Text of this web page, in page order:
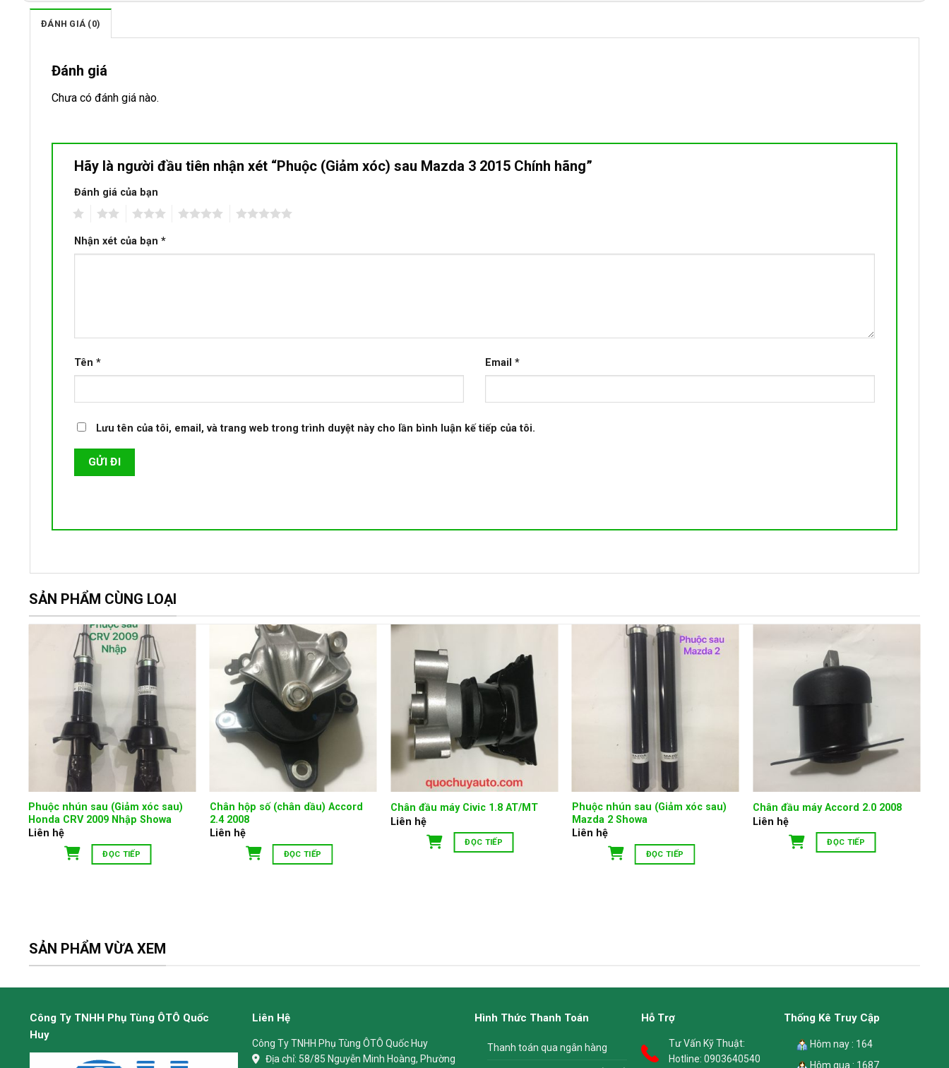
ĐÁNH GIÁ (0)
Đánh giá
Chưa có đánh giá nào.
Hãy là người đầu tiên nhận xét “Phuộc (Giảm xóc) sau Mazda 3 2015 Chính hãng”
Đánh giá của bạn
Nhận xét của bạn *
Tên * Email *
Lưu tên của tôi, email, và trang web trong trình duyệt này cho lần bình luận kế tiếp của tôi.
SẢN PHẨM CÙNG LOẠI
Phuộc nhún sau (Giảm xóc sau)
Honda CRV 2009 Nhập Showa
Liên hệ
ĐỌC TIẾP
Chân hộp số (chân dầu) Accord
2.4 2008
Liên hệ
ĐỌC TIẾP
Chân đầu máy Civic 1.8 AT/MT
Liên hệ
ĐỌC TIẾP
Phuộc nhún sau (Giảm xóc sau)
Mazda 2 Showa
Liên hệ
ĐỌC TIẾP
Chân đầu máy Accord 2.0 2008
Liên hệ
ĐỌC TIẾP
SẢN PHẨM VỪA XEM
Công Ty TNHH Phụ Tùng ÔTÔ Quốc
Huy
Liên Hệ
Công Ty TNHH Phụ Tùng ÔTÔ Quốc Huy
Địa chỉ: 58/85 Nguyễn Minh Hoàng, Phường
Hình Thức Thanh Toán
Thanh toán qua ngân hàng
Hỗ Trợ
Tư Vấn Kỹ Thuật:
Hotline:0903640540
Thống Kê Truy Cập
Hôm nay : 164
Hôm qua : 1687